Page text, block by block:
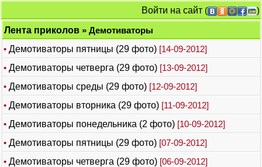
Войти на сайт (
)
Лента приколов » Демотиваторы
• Демотиваторы пятницы (29 фото) [14-09-2012]
• Демотиваторы четверга (29 фото) [13-09-2012]
• Демотиваторы среды (29 фото) [12-09-2012]
• Демотиваторы вторника (29 фото) [11-09-2012]
• Демотиваторы понедельника (2 фото) [10-09-2012]
• Демотиваторы пятницы (29 фото) [07-09-2012]
• Демотиваторы четверга (29 фото) [06-09-2012]